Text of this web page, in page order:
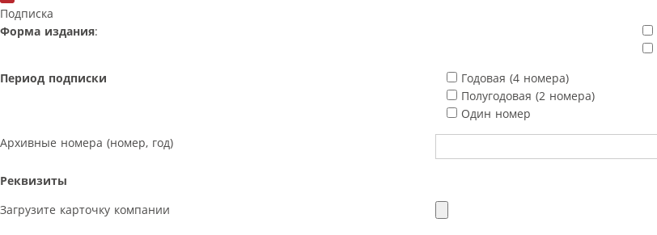
Подписка
Форма издания:
Период подписки
Годовая (4 номера)
Полугодовая (2 номера)
Один номер
Архивные номера (номер, год)
Реквизиты
Загрузите карточку компании